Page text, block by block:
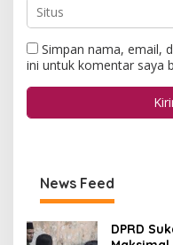
Simpan nama, email,
ini untuk komentar saya
News Feed
DPRD